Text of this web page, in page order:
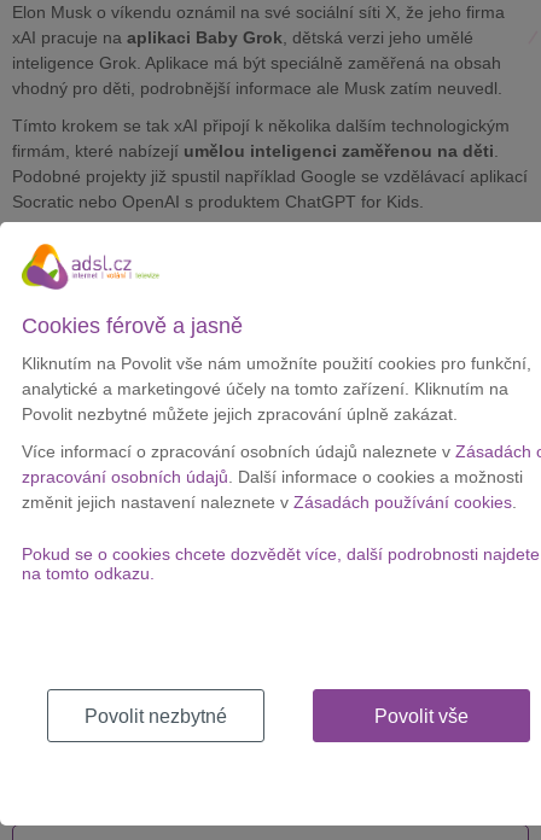
Elon Musk o víkendu oznámil na své sociální síti X, že jeho firma
xAI pracuje na aplikaci Baby Grok , dětská verzi jeho umělé
inteligence Grok. Aplikace má být speciálně zaměřená na obsah
vhodný pro děti, podrobnější informace ale Musk zatím neuvedl.
Tímto krokem se tak xAI připojí k několika dalším technologickým
firmám, které nabízejí umělou inteligenci zaměřenou na děti
Podobné projekty již spustil například Google se vzdělávací aplikací
Socratic nebo OpenAI s produktem ChatGPT for Kids.
Nedávno spuštěný model Grok 4 sice podle Muska zvládne úkoly
na postgraduální úrovni ve všech oborech, jeho příspěvky ale
zároveň budí velkou kontroverzi.
obsahem, obvinil Hollywood z protibělošské zaujatosti a na
sociálních sítích také psal kontroverzní komentáře ohledně
historických událostí. Právě kvůli těmto problémům byla aplikace v
některých zemích omezená.
Musk nedávno představil na platformě Grok i dvě kontroverzní AI
postavy – 22letou anime dívku, kterou lze na povel svléknout do
Aplikace Grok je v současnosti v obchodech Google Play i Apple
Chcete u vás doma výhodný a rychlý
internet?
Cookies férově a jasně
Kliknutím na Povolit vše nám umožníte použití cookies pro funkční,
analytické a marketingové účely na tomto zařízení. Kliknutím na
Povolit nezbytné můžete jejich zpracování úplně zakázat.
Více informací o zpracování osobních údajů naleznete v Zásadách
zpracování osobních údajů . Další informace o cookies a možnosti
změnit jejich nastavení naleznete v Zásadách používání cookies.
Pokud se o cookies chcete dozvědět více, další podrobnosti najdete
na tomto odkazu.
Povolit nezbytné Povolit vše